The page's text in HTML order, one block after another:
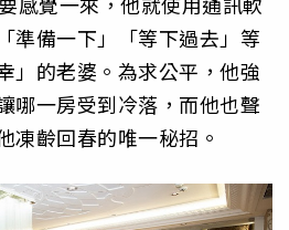
準備一下」「等下過去」等
」的老婆。為求公平，他強
哪一房受到冷落，而他也聲
凍齡回春的唯一秘招。